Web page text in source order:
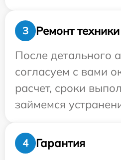
3
Ремонт техники
После детального
согласуем с вами
расчет, сроки
займемся
4
Гарантия